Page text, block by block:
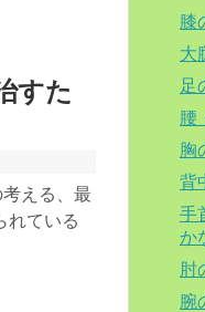
すた
える、最
れている
膝
大
足
腰
胸
背
手
か
肘
腕